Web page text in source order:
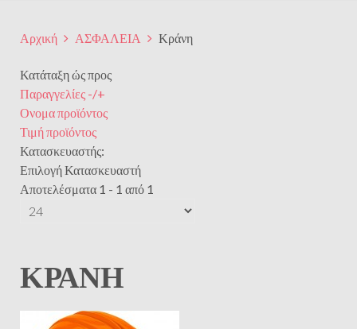
Αρχική ΑΣΦΑΛΕΙΑ Κράνη
Κατάταξη ώς προς
Παραγγελίες -/+
Ονομα προϊόντος
Τιμή προϊόντος
Κατασκευαστής:
Επιλογή Κατασκευαστή
Αποτελέσματα 1 - 1 από 1
ΚΡΆΝΗ